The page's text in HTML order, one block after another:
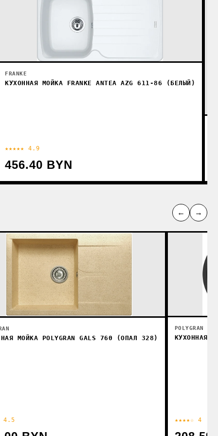
FRANKE
КУХОННАЯ МОЙКА FRANKE ANTEA AZG 611-86 (БЕЛЫЙ)
★★★★★ 4.9
456.40 BYN
← →
МОЙКА POLYGRAN GALS 760 (ОПАЛ 328)
4.5
POLYGRAN
КУХОННАЯ
★★★★☆ 4